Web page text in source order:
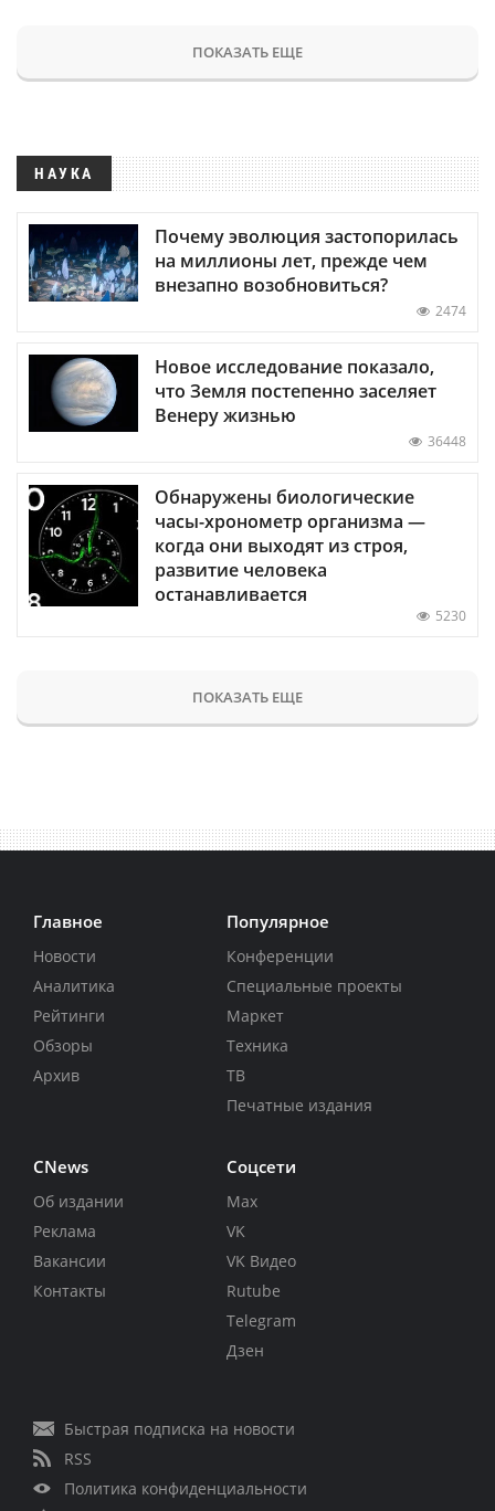
ПОКАЗАТЬ ЕЩЕ
НАУКА
Почему эволюция застопорилась
на миллионы лет, прежде чем
внезапно возобновиться?
2474
Новое исследование показало,
что Земля постепенно заселяет
Венеру жизнью
36448
Обнаружены биологические
часы-хронометр организма —
когда они выходят из строя,
развитие человека
останавливается
5230
ПОКАЗАТЬ ЕЩЕ
Главное
Новости
Аналитика
Рейтинги
Обзоры
Архив
Популярное
Конференции
Специальные проекты
Маркет
Техника
ТВ
Печатные издания
CNews
Об издании
Реклама
Вакансии
Контакты
Соцсети
Max
VK
VK Видео
Rutube
Telegram
Дзен
Быстрая подписка на новости
RSS
Политика конфиденциальности